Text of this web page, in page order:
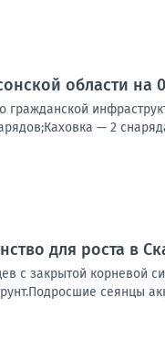
области на
— 2
для роста в
с закрытой корневой
сеянцы